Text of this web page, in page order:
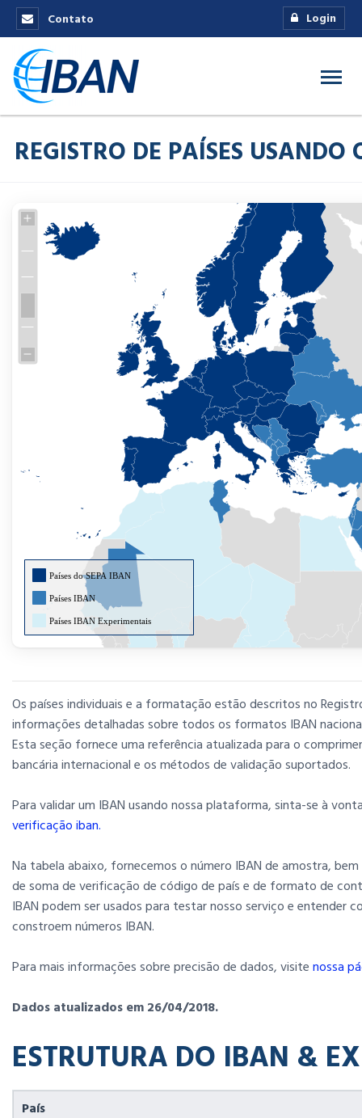
Contato Login
REGISTRO DE PAÍSES
Países do SEPA IBAN
Países IBAN
Países IBAN Experimentais
Os países individuais e a formatação estão descritos no
informações detalhadas sobre todos os formatos IBAN
Esta seção fornece uma referência atualizada para o
bancária internacional e os métodos de validação suportados.
Para validar um IBAN usando nossa plataforma, sinta-se à
verificação iban.
Na tabela abaixo, fornecemos o número IBAN de amostra,
de soma de verificação de código de país e de formato de
IBAN podem ser usados ​​para testar nosso serviço e entender
constroem números IBAN.
Para mais informações sobre precisão de dados, visitenossa
Dados atualizados em 26/04/2018.
ESTRUTURA DO IBAN &
País